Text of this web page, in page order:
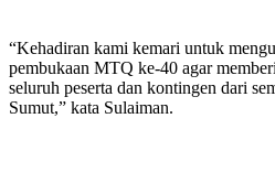
“Kehadiran kami kemari untuk
pembukaan MTQ ke-40 agar
seluruh peserta dan kontingen dari
Sumut,” kata Sulaiman.